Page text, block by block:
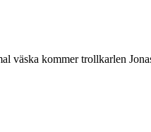
väska kommer trollkarlen